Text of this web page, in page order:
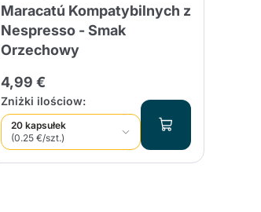
Maracatú Kompatybilnych z
Nespresso - Smak
Orzechowy
4,99 €
Zniżki ilościow:
20 kapsułek
(0.25 €/szt.)